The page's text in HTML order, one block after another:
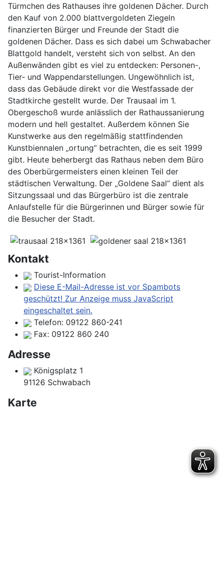
Türmchen des Rathauses ihre goldenen Dächer. Durch
den Kauf von 2.000 blattvergoldeten Ziegeln
finanzierten Bürger und Freunde der Stadt die
goldenen Dächer. Dass es sich dabei um Schwabacher
Blattgold handelt, versteht sich von selbst. An den
Außenwänden gibt es viel zu entdecken: Personen-,
Tier- und Wappendarstellungen. Ungewöhnlich ist,
dass das Gebäude direkt vor die Westfassade der
Stadtkirche gestellt wurde. Der Trausaal im 1.
Obergeschoß wurde anlässlich der Rathaussanierung
modern und hell gestaltet. Außerdem können Sie
Kunstwerke aus den regelmäßig stattfindenden
Kunstbiennalen „ortung“ betrachten, die es seit 1999
gibt. Heute beherbergt das Rathaus neben dem Büro
des Oberbürgermeisters einen kleinen Teil der
städtischen Verwaltung. Der „Goldene Saal“ dient als
Sitzungssaal und das Bürgerbüro ist die zentrale
Anlaufstelle für die Bürgerinnen und Bürger sowie für
die Besucher der Stadt.
Kontakt
Tourist-Information
Diese E-Mail-Adresse ist vor Spambots
geschützt! Zur Anzeige muss JavaScript
eingeschaltet sein.
Telefon: 09122 860-241
Fax: 09122 860 240
Adresse
Königsplatz 1
91126 Schwabach
Karte